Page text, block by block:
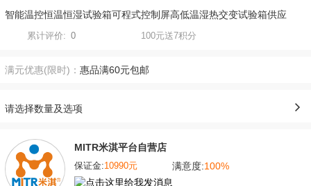
智能温控恒温恒湿试验箱可程式控制屏高低温湿热交变试验箱供应
累计评价: 0 100元送7积分
满元优惠(限时)： 惠品满60元包邮
请选择数量及选项
MITR米淇平台自营店
保证金:10990元 满意度:100%